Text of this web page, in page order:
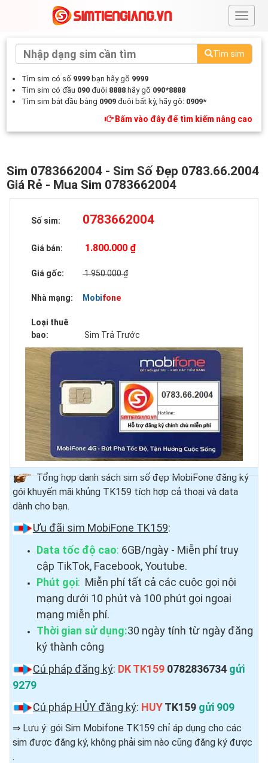
#
Tìm sim
Tìm sim có số 9999 bạn hãy gõ 9999
Tìm sim có đầu 090 đuôi 8888 hãy gõ 090*8888
Tìm sim bắt đầu bằng 0909 đuôi bất kỳ, hãy gõ: 0909*
Bấm vào đây để tìm kiếm nâng cao
Sim 0783662004 - Sim Số Đẹp 0783.66.2004
Giá Rẻ - Mua Sim 0783662004
Số sim: 0783662004
Giá bán: 1.800.000 ₫
Giá gốc: 1.950.000 ₫
Nhà mạng: Mobifone
Loại thuê
bao:
Sim Trả Trước
Tổng hợp danh sách sim số đẹp MobiFone đăng ký
gói khuyến mãi khủng TK159 tích hợp cả thoại và data
dành cho bạn.
Ưu đãi sim MobiFone TK159:
Data tốc độ cao: 6GB/ngày - Miễn phí truy
cập TikTok, Facebook, Youtube.
Phút gọi: Miễn phí tất cả các cuộc gọi nội
mạng dưới 10 phút và 100 phút gọi ngoại
mạng miễn phí.
Thời gian sử dụng:30 ngày tính từ ngày đăng
ký thành công
Cú pháp đăng ký: DK TK159 0782836734 gửi
9279
Cú pháp HỦY đăng ký: HUYTK159 gửi 909
⇒ Lưu ý: gói Sim Mobifone TK159 chỉ áp dụng cho các
sim được đăng ký, không phải sim nào cũng đăng ký được ​
.